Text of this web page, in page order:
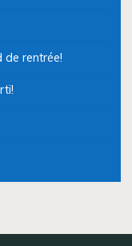
de rentrée!